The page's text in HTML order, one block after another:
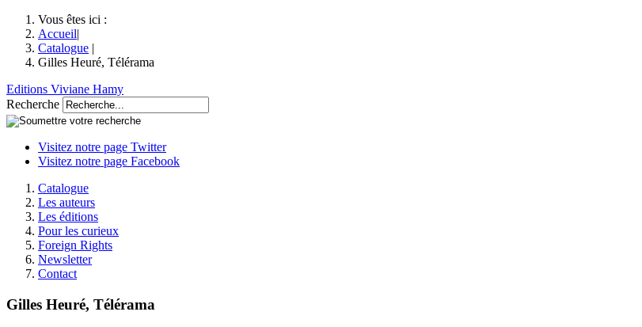
Vous êtes ici :
Accueil|
Catalogue |
Gilles Heuré, Télérama
Editions Viviane Hamy
Recherche
Visitez notre page Twitter
Visitez notre page Facebook
Catalogue
Les auteurs
Les éditions
Pour les curieux
Foreign Rights
Newsletter
Contact
Gilles Heuré, Télérama